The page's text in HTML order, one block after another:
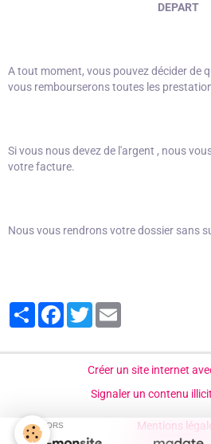
DEPART
A tout moment, vous pouvez décider de
vous rembourserons toutes les
Si vous nous devez de l'argent , nous
votre facture.
Nous vous rendrons votre dossier sans
PartagerFacebook
Twitter
Créer un site internet
Signaler un contenu
Mentions
SPONSORS